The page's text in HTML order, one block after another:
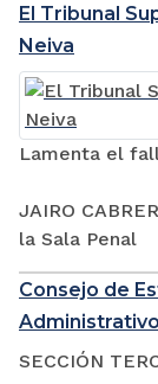
El Tribunal
Neiva
Lamenta el
JAIRO
la Sala Penal
Consejo de
Administrativo
SECCIÓN